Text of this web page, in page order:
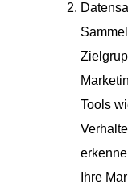
Tools
Ihre